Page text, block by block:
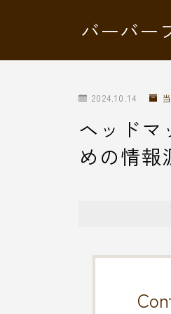
バーバー
2024.10.14
ヘッドマ
めの情報